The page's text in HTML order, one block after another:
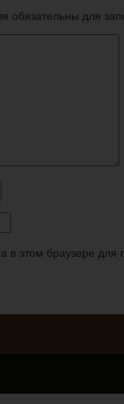
обязательны для
в этом браузере